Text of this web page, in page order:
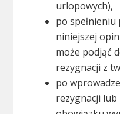
urlopowych),
po spełnieniu
niniejszej
może podjąć
rezygnacji z
po
rezygnacji lub